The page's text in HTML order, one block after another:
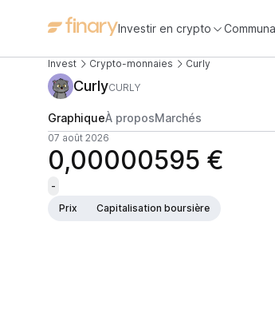
Investir en crypto
Invest Crypto-monnaies Curly
CurlyCURLY
GraphiqueÀ proposMarchés
07 août 2026
0,00000595 €
-
Prix
Capitalisation boursière